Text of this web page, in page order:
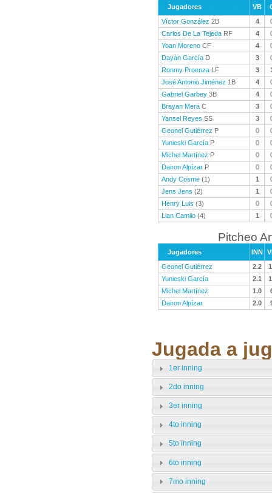
Jugadores VB
Víctor González 2B 4
Carlos De La Tejeda RF 4
Yoan Moreno CF 4
Dayán García D 3
Ronmy Proenza LF 3
José Antonio Jiménez 1B 4
Gabriel Garbey 3B 4
Brayan Mera C 3
Yansel Reyes SS 3
Geonel Gutiérrez P 0
Yunieski García P 0
Michel Martínez P 0
Dairon Alpízar P 0
Andy Cosme (1) 1
Jens Jens (2) 1
Henry Luis (3) 0
Lian Camilo (4) 1
Pitcheo
Jugadores INN
Geonel Gutiérrez
2.2
Yunieski García
2.1
Michel Martínez
1.0
Dairon Alpízar
2.0
Jugada a
1er inning
2do inning
3er inning
4to inning
5to inning
6to inning
7mo inning